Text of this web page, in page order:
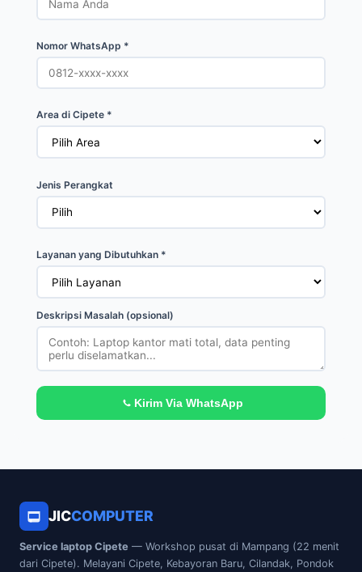
Nomor WhatsApp *
Area di Cipete *
Jenis Perangkat
Layanan yang Dibutuhkan *
Deskripsi Masalah (opsional)
Kirim Via WhatsApp
JICCOMPUTER
Service laptop Cipete — Workshop pusat di Mampang (22 menit
dari Cipete). Melayani Cipete, Kebayoran Baru, Cilandak, Pondok